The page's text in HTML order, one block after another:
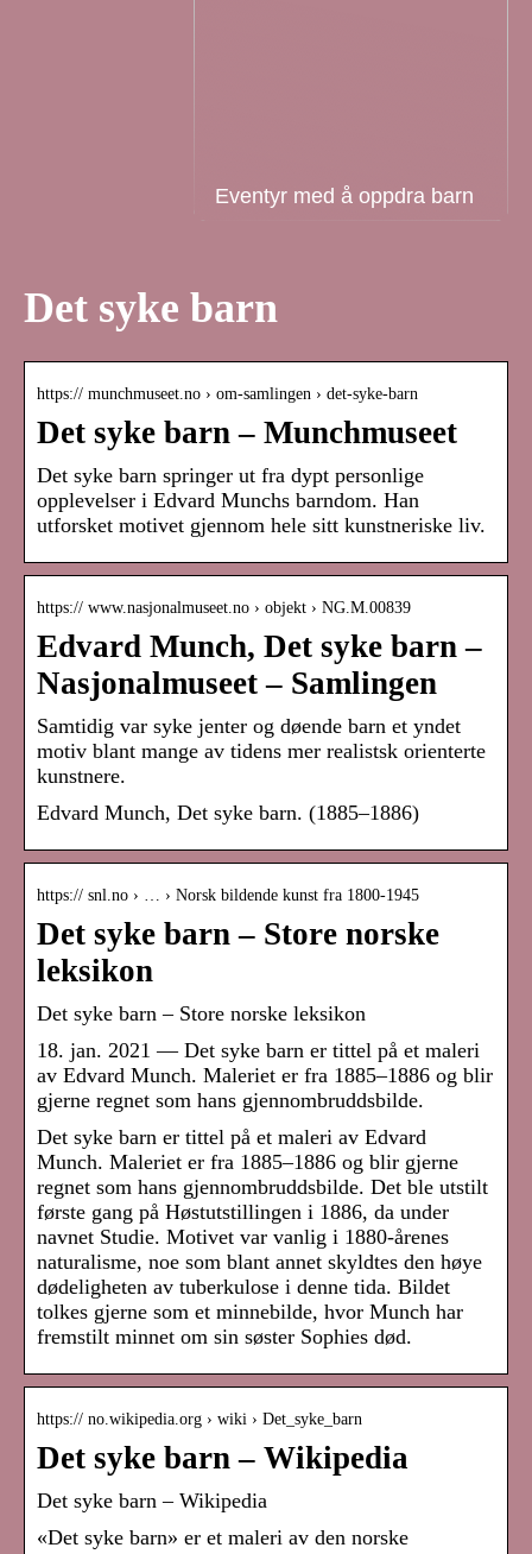
Eventyr med å oppdra barn
Det syke barn
https:// munchmuseet.no › om-samlingen › det-syke-barn
Det syke barn – Munchmuseet
Det syke barn springer ut fra dypt personlige
opplevelser i Edvard Munchs barndom. Han
utforsket motivet gjennom hele sitt kunstneriske liv.
https:// www.nasjonalmuseet.no › objekt › NG.M.00839
Edvard Munch, Det syke barn –
Nasjonalmuseet – Samlingen
Samtidig var syke jenter og døende barn et yndet
motiv blant mange av tidens mer realistsk orienterte
kunstnere.
Edvard Munch, Det syke barn. (1885–1886)
https:// snl.no › … › Norsk bildende kunst fra 1800-1945
Det syke barn – Store norske
leksikon
Det syke barn – Store norske leksikon
18. jan. 2021 — Det syke barn er tittel på et maleri
av Edvard Munch. Maleriet er fra 1885–1886 og blir
gjerne regnet som hans gjennombruddsbilde.
Det syke barn er tittel på et maleri av Edvard
Munch. Maleriet er fra 1885–1886 og blir gjerne
regnet som hans gjennombruddsbilde. Det ble utstilt
første gang på Høstutstillingen i 1886, da under
navnet Studie. Motivet var vanlig i 1880-årenes
naturalisme, noe som blant annet skyldtes den høye
dødeligheten av tuberkulose i denne tida. Bildet
tolkes gjerne som et minnebilde, hvor Munch har
fremstilt minnet om sin søster Sophies død.
https:// no.wikipedia.org › wiki › Det_syke_barn
Det syke barn – Wikipedia
Det syke barn – Wikipedia
«Det syke barn» er et maleri av den norske